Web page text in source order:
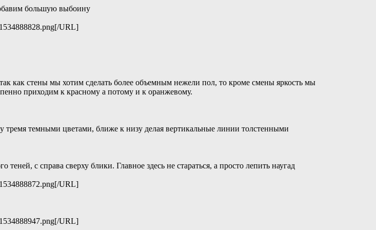
большую выбоину
URL]
как стены мы хотим сделать более объемным нежели пол, то кроме смены яркость мы
приходим к красному а потому и к оранжевому.
темными цветами, ближе к низу делая вертикальные линии толстенными
с справа сверху блики. Главное здесь не стараться, а просто лепить наугад
URL]
URL]